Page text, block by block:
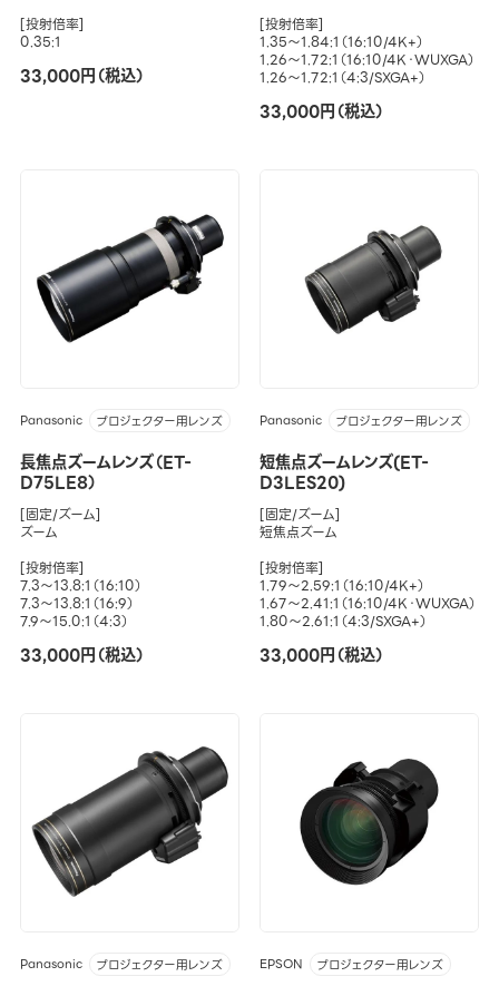
[投射倍率]
0.35:1
33,000円（税込）
[投射倍率]
1.35～1.84:1（16:10/4K+）
1.26～1.72:1（16:10/4K・WUXGA）
1.26～1.72:1（4:3/SXGA+）
33,000円（税込）
Panasonic プロジェクター用レンズ
長焦点ズームレンズ（ET-
D75LE8）
[固定/ズーム]
ズーム
[投射倍率]
7.3～13.8:1（16:10）
7.3～13.8:1（16:9）
7.9～15.0:1（4:3）
33,000円（税込）
Panasonic プロジェクター用レンズ
短焦点ズームレンズ(ET-
D3LES20)
[固定/ズーム]
短焦点ズーム
[投射倍率]
1.79～2.59:1（16:10/4K+）
1.67～2.41:1（16:10/4K・WUXGA）
1.80～2.61:1（4:3/SXGA+）
33,000円（税込）
Panasonic プロジェクター用レンズ EPSON プロジェクター用レンズ